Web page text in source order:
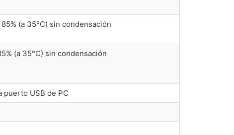
(a 35°C) sin condensación
(a 35°C) sin condensación
puerto USB de PC